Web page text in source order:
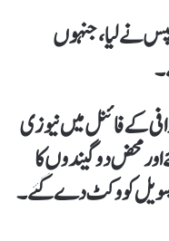
نے لیا، جنہوں
کے فائنل میں نیوزی
محض دو گیندوں کا
کو وکٹ دے گئے۔